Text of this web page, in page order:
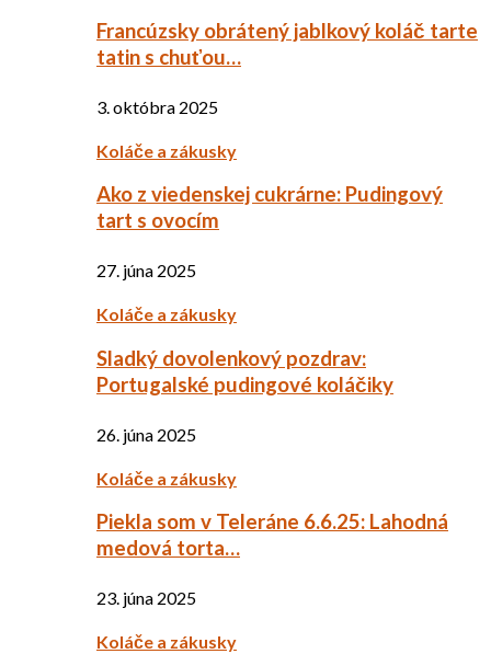
Francúzsky obrátený jablkový koláč tarte
tatin s chuťou…
3. októbra 2025
Koláče a zákusky
Ako z viedenskej cukrárne: Pudingový
tart s ovocím
27. júna 2025
Koláče a zákusky
Sladký dovolenkový pozdrav:
Portugalské pudingové koláčiky
26. júna 2025
Koláče a zákusky
Piekla som v Teleráne 6.6.25: Lahodná
medová torta…
23. júna 2025
Koláče a zákusky